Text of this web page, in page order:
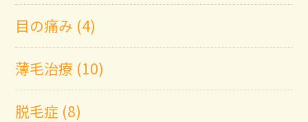
目の痛み (4)
薄毛治療 (10)
脱毛症 (8)